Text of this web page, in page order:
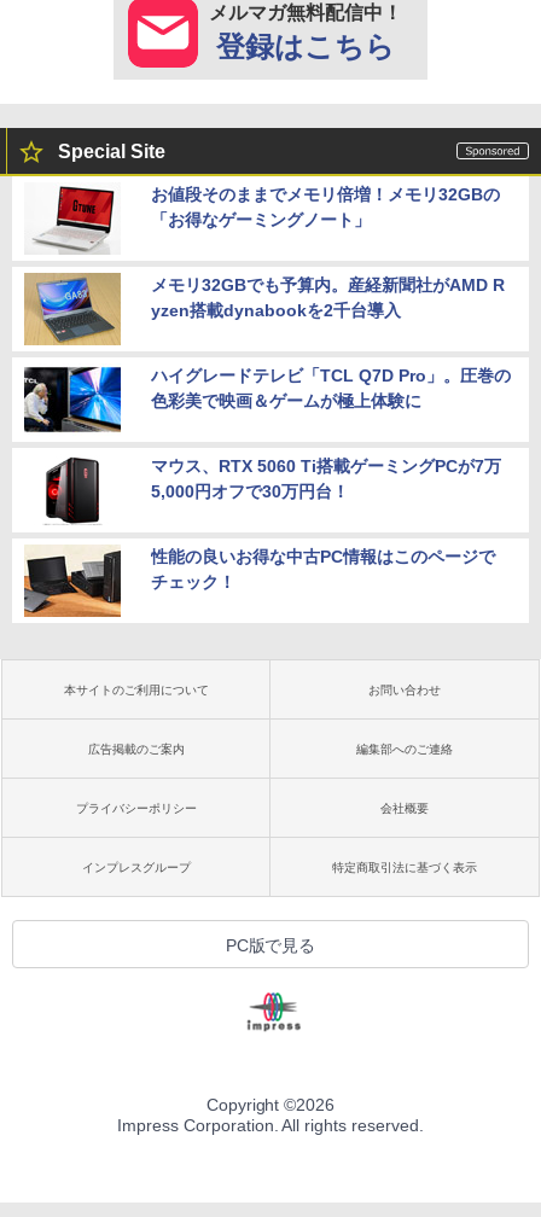
メルマガ無料配信中！
登録はこちら
Special Site
お値段そのままでメモリ倍増！メモリ32GBの
「お得なゲーミングノート」
メモリ32GBでも予算内。産経新聞社がAMD R
yzen搭載dynabookを2千台導入
ハイグレードテレビ「TCL Q7D Pro」。圧巻の
色彩美で映画＆ゲームが極上体験に
マウス、RTX 5060 Ti搭載ゲーミングPCが7万
5,000円オフで30万円台！
性能の良いお得な中古PC情報はこのページで
チェック！
本サイトのご利用について お問い合わせ
広告掲載のご案内 編集部へのご連絡
プライバシーポリシー 会社概要
インプレスグループ 特定商取引法に基づく表示
PC版で見る
Copyright ©2026
Impress Corporation. All rights reserved.